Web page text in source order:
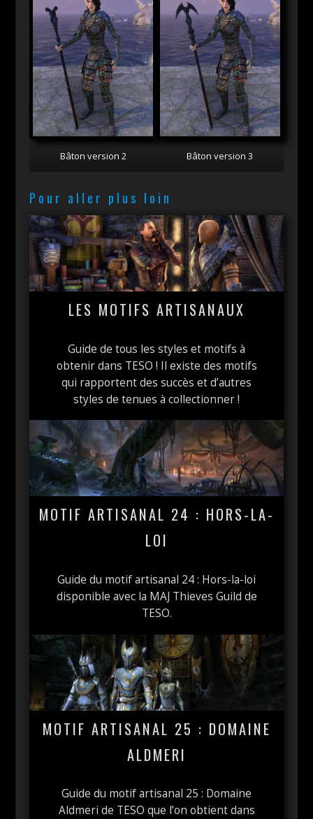
Bâton version 2 Bâton version 3
Pour aller plus loin
LES MOTIFS ARTISANAUX
Guide de tous les styles et motifs à
obtenir dans TESO ! Il existe des motifs
qui rapportent des succès et d’autres
styles de tenues à collectionner !
MOTIF ARTISANAL 24 : HORS-LA-
LOI
Guide du motif artisanal 24 : Hors-la-loi
disponible avec la MAJ Thieves Guild de
TESO.
MOTIF ARTISANAL 25 : DOMAINE
ALDMERI
Guide du motif artisanal 25 : Domaine
Aldmeri de TESO que l’on obtient dans